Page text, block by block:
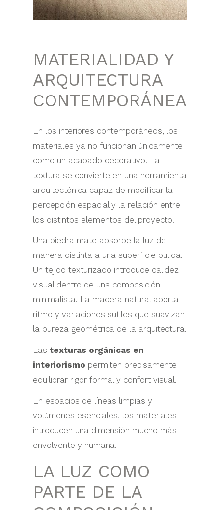
MATERIALIDAD Y
ARQUITECTURA
CONTEMPORÁNEA
En los interiores contemporáneos, los
materiales ya no funcionan únicamente
como un acabado decorativo. La
textura se convierte en una herramienta
arquitectónica capaz de modificar la
percepción espacial y la relación entre
los distintos elementos del proyecto.
Una piedra mate absorbe la luz de
manera distinta a una superficie pulida.
Un tejido texturizado introduce calidez
visual dentro de una composición
minimalista. La madera natural aporta
ritmo y variaciones sutiles que suavizan
la pureza geométrica de la arquitectura.
Las texturas orgánicas en
interiorismo permiten precisamente
equilibrar rigor formal y confort visual.
En espacios de líneas limpias y
volúmenes esenciales, los materiales
introducen una dimensión mucho más
envolvente y humana.
LA LUZ COMO
PARTE DE LA